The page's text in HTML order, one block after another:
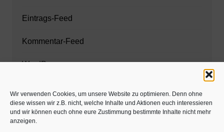
Wir verwenden Cookies, um unsere Website zu optimieren. Denn ohne
diese wissen wir z.B. nicht, welche Inhalte und Aktionen euch interessieren
und wir können euch ohne eure Zustimmung bestimmte Inhalte nicht mehr
anzeigen.
Eintrags-Feed
Kommentar-Feed
WordPress.org
Zahnarzt München